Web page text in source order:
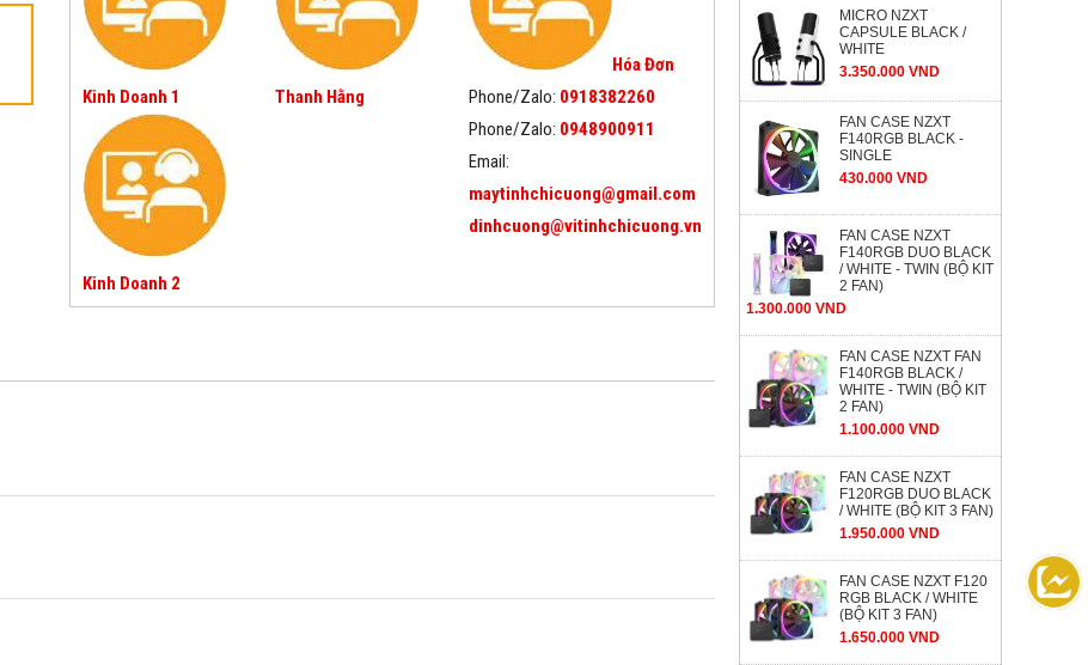
Kinh Doanh 1
Kinh Doanh 2
Thanh Hằng
Hóa Đơn
Phone/Zalo: 0918382260
Phone/Zalo: 0948900911
Email:
maytinhchicuong@gmail.com
dinhcuong@vitinhchicuong.vn
MICRO NZXT
CAPSULE BLACK /
WHITE
3.350.000 VND
FAN CASE NZXT
F140RGB BLACK -
SINGLE
430.000 VND
FAN CASE NZXT
F140RGB DUO BLACK
/ WHITE - TWIN (BỘ KIT
2 FAN)
1.300.000 VND
FAN CASE NZXT FAN
F140RGB BLACK /
WHITE - TWIN (BỘ KIT
2 FAN)
1.100.000 VND
FAN CASE NZXT
F120RGB DUO BLACK
/ WHITE (BỘ KIT 3 FAN)
1.950.000 VND
FAN CASE NZXT F120
RGB BLACK / WHITE
(BỘ KIT 3 FAN)
1.650.000 VND